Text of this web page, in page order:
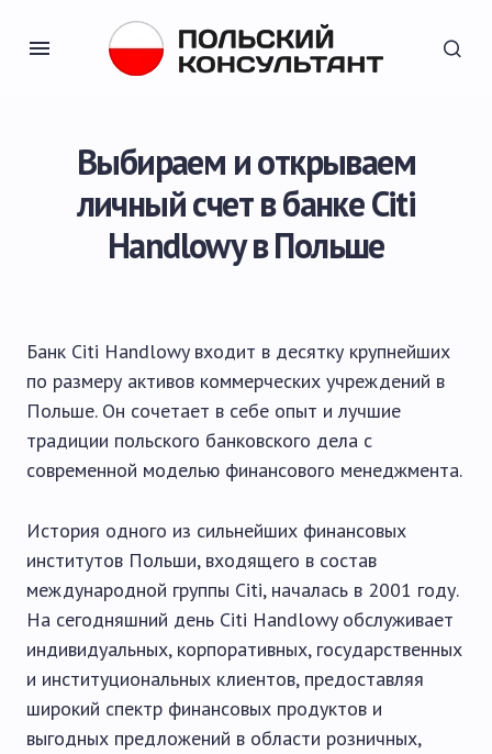
Выбираем и открываем
личный счет в банке Citi
Handlowy в Польше
Банк Citi Handlowy входит в десятку крупнейших
по размеру активов коммерческих учреждений в
Польше. Он сочетает в себе опыт и лучшие
традиции польского банковского дела с
современной моделью финансового менеджмента.
История одного из сильнейших финансовых
институтов Польши, входящего в состав
международной группы Citi, началась в 2001 году.
На сегодняшний день Citi Handlowy обслуживает
индивидуальных, корпоративных, государственных
и институциональных клиентов, предоставляя
широкий спектр финансовых продуктов и
выгодных предложений в области розничных,